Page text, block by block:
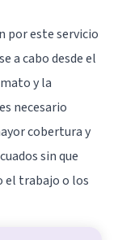
por este servicio
a cabo desde el
y la
necesario
cobertura y
sin que
el trabajo o los